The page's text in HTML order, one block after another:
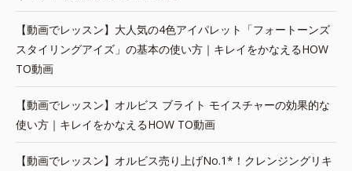
【動画でレッスン】大人気の4色アイパレット「フォートーンズ
スタイリングアイズ」の基本の使い方｜キレイをかなえるHOW
TO動画
【動画でレッスン】オルビス ブライト モイスチャーの効果的な
使い方｜キレイをかなえるHOW TO動画
【動画でレッスン】オルビス売り上げNo.1*！クレンジングリキ